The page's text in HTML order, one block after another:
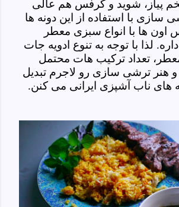
پیاز، شوید و کرفس هم عالی
سازی با استفاده از این دونه ها
اون ها با انواع سبزی معطر
لذا با توجه به تنوع ادویه جات
تعداد ترکیب هات محتمل
هنر ترشی سازی رو لاجرم تبدیل
های ناب آشپزی ایرانی می کنن.